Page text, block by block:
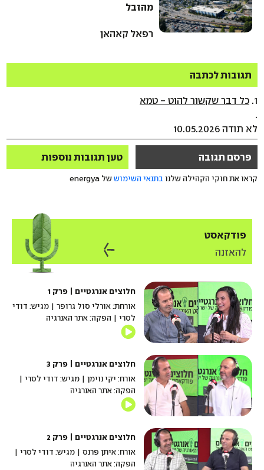
מהזבל
רפאל קאהאן
תגובות לכתבה
1. כל דבר שקשור להוט - טמא
.
לא תודה 10.05.2026
פרסם תגובה טען תגובות נוספות
קראו את חוקי הקהילה שלנו בתנאי השימוששל energya
פודקאסט
להאזנה
חלוצים אנרגטיים | פרק 1
אורחת: אורלי סול גרופר | מגיש: דודי
לסרי | הפקה: אתר האנרגיה
חלוצים אנרגטיים | פרק 3
אורח: יקי נוימן | מגיש: דודי לסרי |
הפקה: אתר האנרגיה
חלוצים אנרגטיים | פרק 2
אורח: איתן פרנס | מגיש: דודי לסרי |
הפקה: אתר האנרגיה